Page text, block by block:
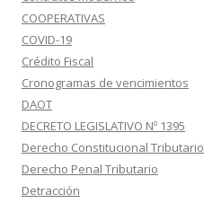
COOPERATIVAS
COVID-19
Crédito Fiscal
Cronogramas de vencimientos
DAOT
DECRETO LEGISLATIVO Nº 1395
Derecho Constitucional Tributario
Derecho Penal Tributario
Detracción